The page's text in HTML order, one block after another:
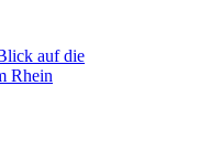
auf die
Rhein